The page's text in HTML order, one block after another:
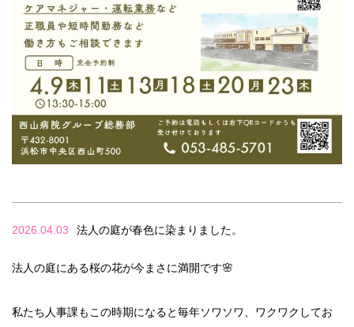
2026.04.03 法人の庭が春色に染まりました。
法人の庭にある桜の花が今まさに満開です🌸
私たち人事課もこの時期になると毎年ソワソワ、ワクワクしてお